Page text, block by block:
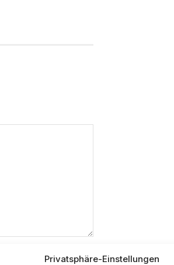
Privatsphäre-Einstellungen